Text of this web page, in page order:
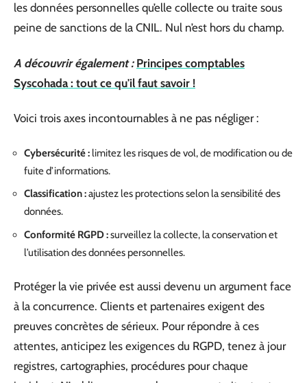
les données personnelles qu’elle collecte ou traite sous
peine de sanctions de la CNIL. Nul n’est hors du champ.
A découvrir également : Principes comptables
Syscohada : tout ce qu'il faut savoir !
Voici trois axes incontournables à ne pas négliger :
Cybersécurité : limitez les risques de vol, de modification ou de
fuite d’informations.
Classification :ajustez les protections selon la sensibilité des
données.
Conformité RGPD :surveillez la collecte, la conservation et
l’utilisation des données personnelles.
Protéger la vie privée est aussi devenu un argument face
à la concurrence. Clients et partenaires exigent des
preuves concrètes de sérieux. Pour répondre à ces
attentes, anticipez les exigences du RGPD, tenez à jour
registres, cartographies, procédures pour chaque